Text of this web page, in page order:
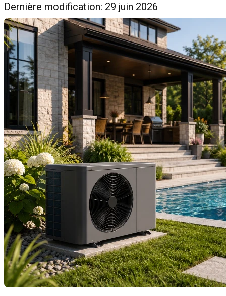
Dernière modification: 29 juin 2026